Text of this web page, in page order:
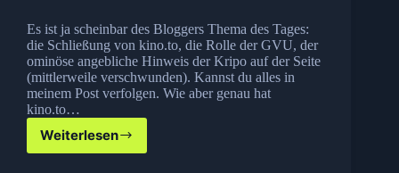
Es ist ja scheinbar des Bloggers Thema des Tages:
die Schließung von kino.to, die Rolle der GVU, der
ominöse angebliche Hinweis der Kripo auf der Seite
(mittlerweile verschwunden). Kannst du alles in
meinem Post verfolgen. Wie aber genau hat
kino.to…
Weiterlesen
Kino.to